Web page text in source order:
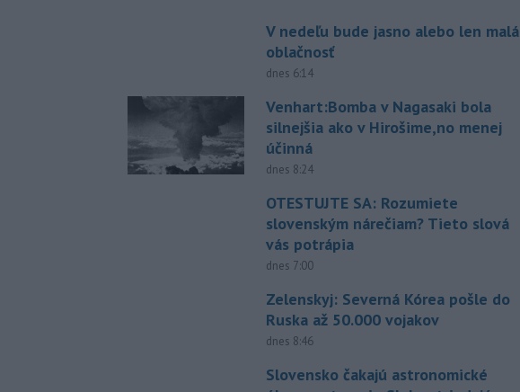
V nedeľu bude jasno alebo len malá
oblačnosť
dnes 6:14
Venhart:Bomba v Nagasaki bola
silnejšia ako v Hirošime,no menej
účinná
dnes 8:24
OTESTUJTE SA: Rozumiete
slovenským nárečiam? Tieto slová
vás potrápia
dnes 7:00
Zelenskyj: Severná Kórea pošle do
Ruska až 50.000 vojakov
dnes 8:46
Slovensko čakajú astronomické